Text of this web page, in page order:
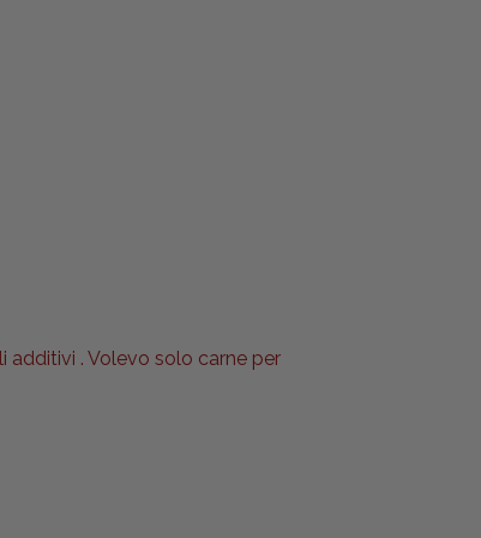
additivi . Volevo solo carne per